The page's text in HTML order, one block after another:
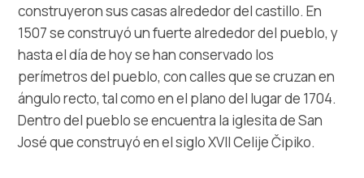
Villa Nika, Kamberovo šetalište 30,
21216 Kaštel Stari, Hrvatska
Instrucciones
construyeron sus casas alrededor del castillo. En
1507 se construyó un fuerte alrededor del pueblo, y
hasta el día de hoy se han conservado los
perímetros del pueblo, con calles que se cruzan en
ángulo recto, tal como en el plano del lugar de 1704.
Dentro del pueblo se encuentra la iglesita de San
José que construyó en el siglo XVII Celije Čipiko.